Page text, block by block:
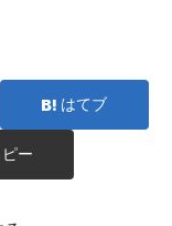
はてブ
ピー